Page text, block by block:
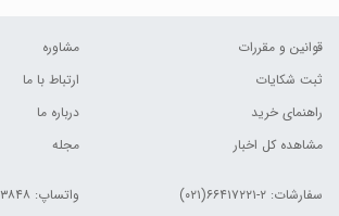
قوانین و مقررات
ثبت شکایات
راهنمای خرید
مشاهده کل اخبار
مشاوره
ارتباط با ما
درباره ما
مجله
سفارشات: ۲-۶۶۴۱۷۲۲۱(۰۲۱)
واتساپ: ۰۹۱۲۴۵۰۳۸۴۸